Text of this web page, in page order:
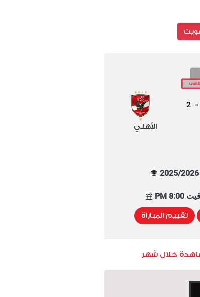
-
2
الأهلي
تقييم المباراة
خلال شهر